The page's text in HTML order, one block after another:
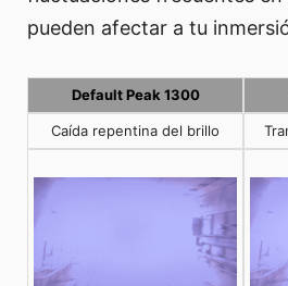
pueden afectar a tu
Default Peak 1300
Caída repentina del brillo